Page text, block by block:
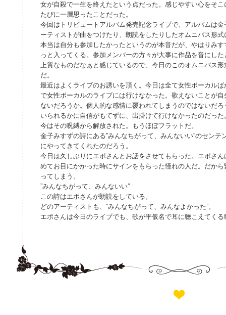
女が自殺で一生を終えたという点だった。感じやすい心をそ
たびに一層思ったことだった。
今回はトリビュートアルバム発売記念ライブで、アルバムは
ーティストが曲をつけたり、朗読をしたりしたオムニバス形
本当は自分も参加したかったというのが本音だが、やはりみ
っと入ってくる。参加メンバーの方々が大事に作品を音にし
上質なものだなぁと感じているので、今日のこのオムニバス
だ。
最近はよくライブのお誘いを頂く。今日は全て女性ボーカル
で女性ボーカルのライブには行けなかった。歌えないことが
ないだろうか。個人的な感情に覆われてしまうのではないだ
いられるかに自信がもてずに、出掛けて行けなかったのだった
今はその呪縛から解放された。もうほぼフラットだ。
金子みすずの詩にある”みんなちがって、みんないい”のセンテ
にやってきてくれたのだろう。
今日は久しぶりにエポさんとお話をさせてもらった。エポさ
めてお目にかかった時にサインをもらった憧れの人だ。だか
ってしまう。
”みんなちがって、みんないい”
この詩はエポさんが朗読をしている。
どのアーティストも、”みんなちがって、みんなよかった”。
エポさんは今日のライブでも、歌が平仮名で耳に聴こえてく